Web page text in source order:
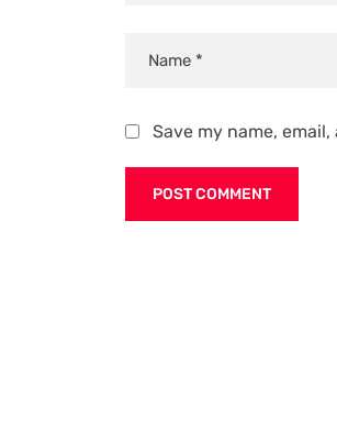
Save my name,